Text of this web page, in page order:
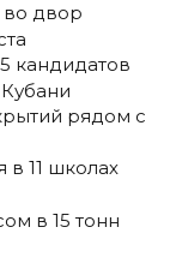
во двор
кандидатов
рядом с
11 школах
в 15 тонн